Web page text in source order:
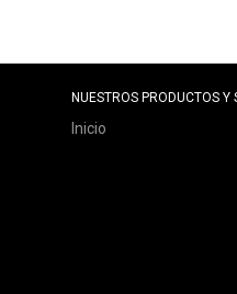
NUESTROS PRODUCTOS Y
Inicio